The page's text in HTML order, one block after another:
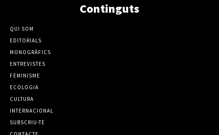
Continguts
QUI SOM
EDITORIALS
MONOGRÀFICS
ENTREVISTES
FEMINISME
ECOLOGIA
CULTURA
INTERNACIONAL
SUBSCRIU-TE